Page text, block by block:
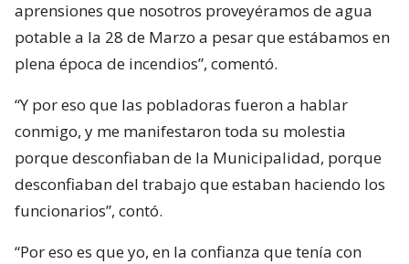
aprensiones que nosotros proveyéramos de agua
potable a la 28 de Marzo a pesar que estábamos en
plena época de incendios”, comentó.
“Y por eso que las pobladoras fueron a hablar
conmigo, y me manifestaron toda su molestia
porque desconfiaban de la Municipalidad, porque
desconfiaban del trabajo que estaban haciendo los
funcionarios”, contó.
“Por eso es que yo, en la confianza que tenía con